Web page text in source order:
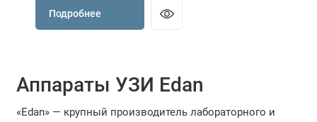
Подробнее
Аппараты УЗИ Edan
«Edan» — крупный производитель лабораторного и